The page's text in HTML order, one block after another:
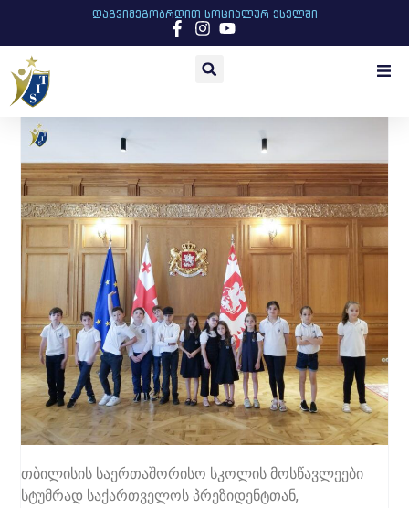
დაგვიმეგობრდით სოციალურ ქსელში
თბილისის საერთაშორისო სკოლის მოსწავლეები
სტუმრად საქართველოს პრეზიდენტთან,